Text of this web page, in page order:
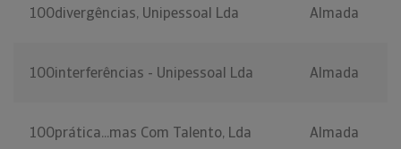
100divergências, Unipessoal Lda Almada
100interferências - Unipessoal Lda Almada
100prática...mas Com Talento, Lda Almada